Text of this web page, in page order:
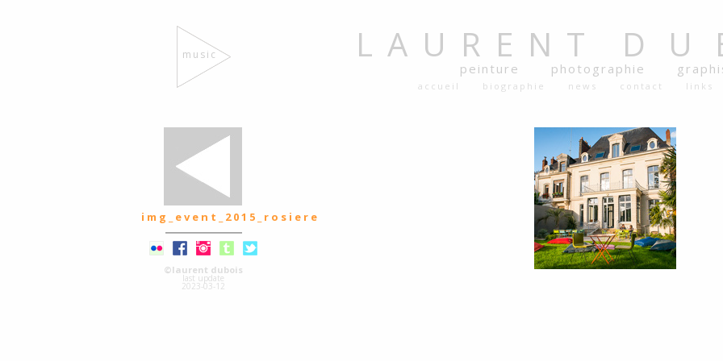
music
img_event_2015_rosiere
©laurent dubois
last update
2023-03-12
LAURENT
peinture photographie
accueil biographie news contact links